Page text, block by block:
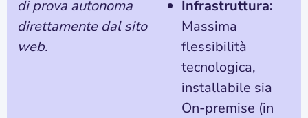
di prova autonoma
direttamente dal sito
web.
Infrastruttura:
Massima
flessibilità
tecnologica,
installabile sia
On-premise (in